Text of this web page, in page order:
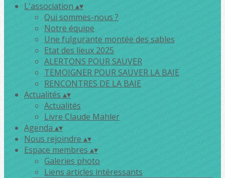
L'association ▴▾
Qui sommes-nous ?
Notre équipe
Une fulgurante montée des sables
Etat des lieux 2025
ALERTONS POUR SAUVER
TEMOIGNER POUR SAUVER LA BAIE
RENCONTRES DE LA BAIE
Actualités ▴▾
Actualités
Livre Claude Mahler
Agenda ▴▾
Nous rejoindre ▴▾
Espace membres ▴▾
Galeries photo
Liens articles intéressants